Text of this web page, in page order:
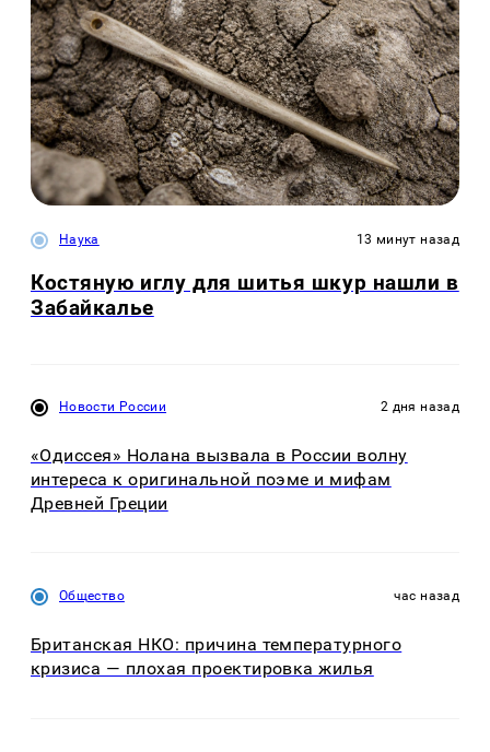
Наука 13 минут назад
Костяную иглу для шитья шкур нашли в
Забайкалье
Новости России 2 дня назад
«Одиссея» Нолана вызвала в России волну
интереса к оригинальной поэме и мифам
Древней Греции
Общество час назад
Британская НКО: причина температурного
кризиса — плохая проектировка жилья